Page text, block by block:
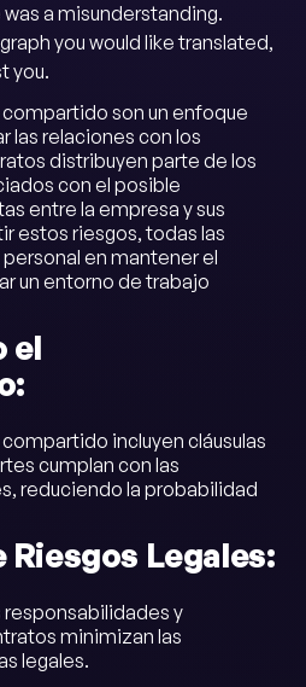
a misunderstanding.
you would like translated,
you.
son un enfoque
las relaciones con los
distribuyen parte de los
con el posible
entre la empresa y sus
estos riesgos, todas las
en mantener el
un entorno de trabajo
el
incluyen cláusulas
cumplan con las
reduciendo la probabilidad
Legales:
y
minimizan las
legales.